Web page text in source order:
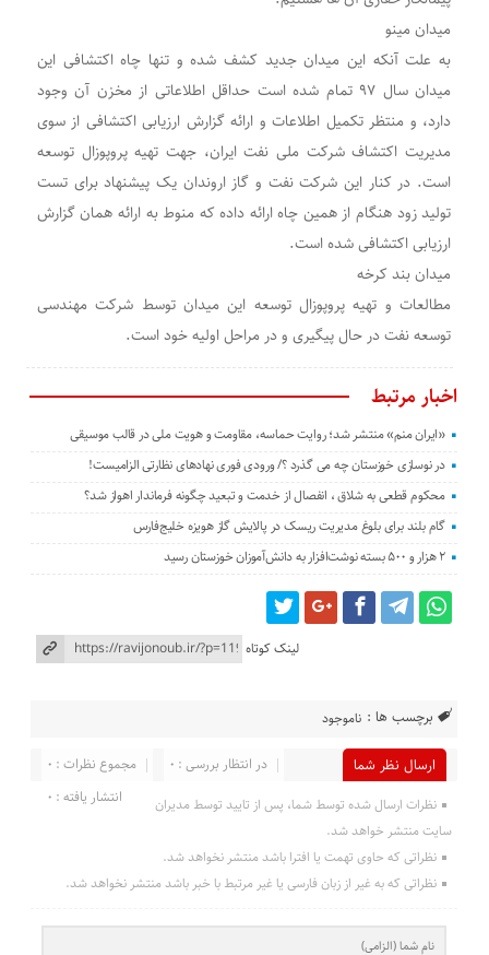
میدان مینو
به علت آنکه این میدان جدید کشف شده و تنها چاه اکتشافی این
میدان سال ۹۷ تمام شده است حداقل اطلاعاتی از مخزن آن وجود
دارد، و منتظر تکمیل اطلاعات و ارائه گزارش ارزیابی اکتشافی از سوی
مدیریت اکتشاف شرکت ملی نفت ایران، جهت تهیه پروپوزال توسعه
است. در کنار این شرکت نفت و گاز اروندان یک پیشنهاد برای تست
تولید زود هنگام از همین چاه ارائه داده که منوط به ارائه همان گزارش
ارزیابی اکتشافی شده است.
میدان بند کرخه
مطالعات و تهیه پروپوزال توسعه این میدان توسط شرکت مهندسی
توسعه نفت در حال پیگیری و در مراحل اولیه خود است.
اخبار مرتبط
«ایران منم» منتشر شد؛ روایت حماسه، مقاومت و هویت ملی در قالب موسیقی
در نوسازی خوزستان چه می گذرد ؟/ ورودی فوری نهادهای نظارتی الزامیست!
محکوم قطعی به شلاق ، انفصال از خدمت و تبعید چگونه فرماندار اهواز شد؟
گام بلند برای بلوغ مدیریت ریسک در پالایش گاز هویزه خلیج‌فارس
۲ هزار و ۵۰۰ بسته نوشت‌افزار به دانش‌آموزان خوزستان رسید
لینک کوتاه
برچسب ها : ناموجود
ارسال نظر شما مجموع نظرات : 0
در انتظار بررسی : 0
انتشار یافته : 0
نظرات ارسال شده توسط شما، پس از تایید توسط مدیران
سایت منتشر خواهد شد.
نظراتی که حاوی تهمت یا افترا باشد منتشر نخواهد شد.
نظراتی که به غیر از زبان فارسی یا غیر مرتبط با خبر باشد منتشر نخواهد شد.